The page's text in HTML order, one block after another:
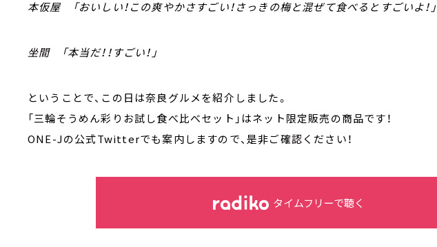
本仮屋 「おいしい！この爽やかさすごい！さっきの梅と混ぜて食べるとすごいよ！」
坐間 「本当だ！！すごい！」
ということで、この日は奈良グルメを紹介しました。
「三輪そうめん彩りお試し食べ比べセット」はネット限定販売の商品です！
ONE-Jの公式Twitterでも案内しますので、是非ご確認ください！
タイムフリーで聴く